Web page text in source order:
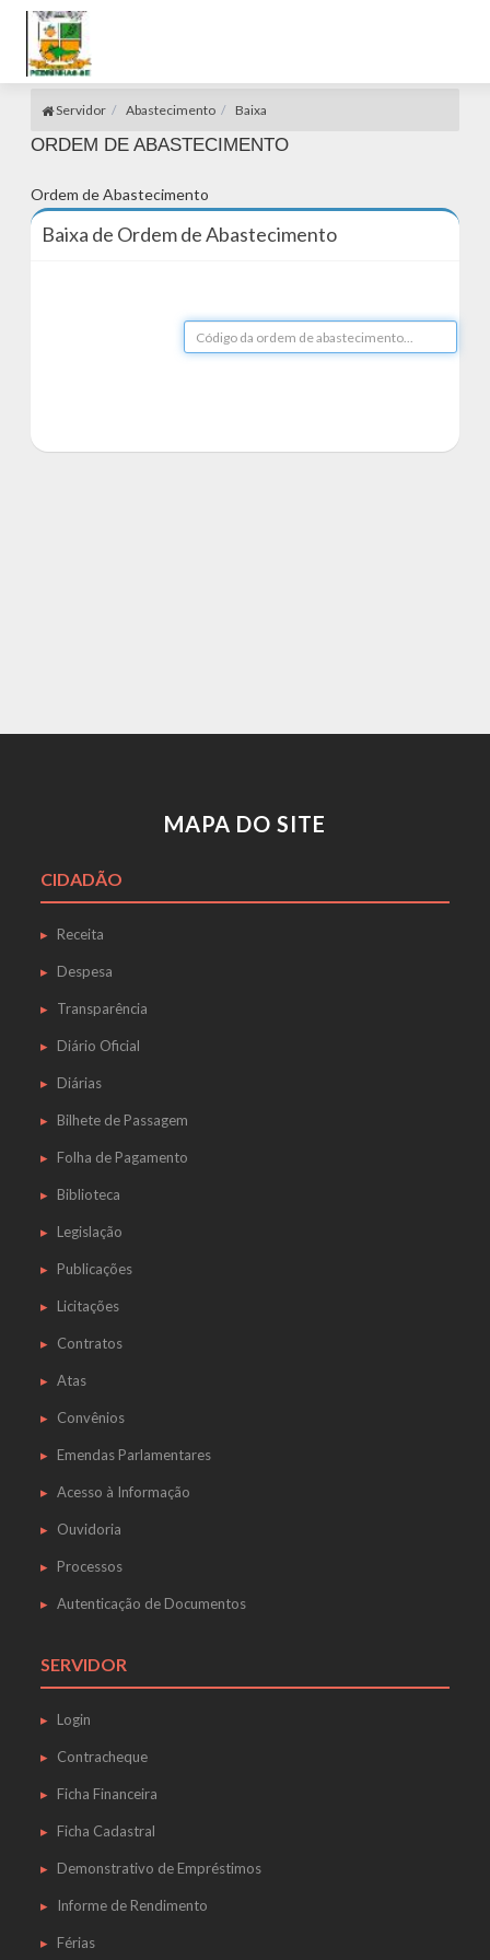
Servidor Abastecimento Baixa
ORDEM DE ABASTECIMENTO
Ordem de Abastecimento
Baixa de Ordem de Abastecimento
MAPA DO SITE
CIDADÃO
Receita
Despesa
Transparência
Diário Oficial
Diárias
Bilhete de Passagem
Folha de Pagamento
Biblioteca
Legislação
Publicações
Licitações
Contratos
Atas
Convênios
Emendas Parlamentares
Acesso à Informação
Ouvidoria
Processos
Autenticação de Documentos
SERVIDOR
Login
Contracheque
Ficha Financeira
Ficha Cadastral
Demonstrativo de Empréstimos
Informe de Rendimento
Férias